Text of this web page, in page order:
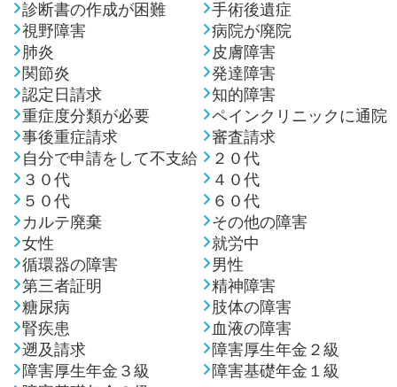
診断書の作成が困難
手術後遺症
視野障害
病院が廃院
肺炎
皮膚障害
関節炎
発達障害
認定日請求
知的障害
重症度分類が必要
ペインクリニックに通院
事後重症請求
審査請求
自分で申請をして不支給
２０代
３０代
４０代
５０代
６０代
カルテ廃棄
その他の障害
女性
就労中
循環器の障害
男性
第三者証明
精神障害
糖尿病
肢体の障害
腎疾患
血液の障害
遡及請求
障害厚生年金２級
障害厚生年金３級
障害基礎年金１級